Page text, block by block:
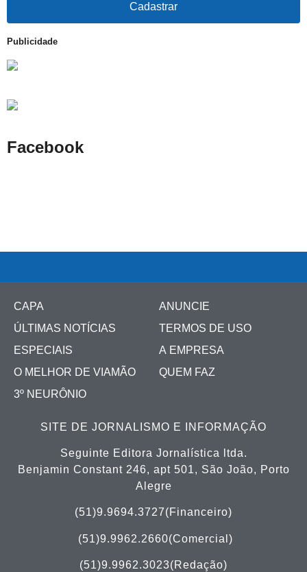
Cadastrar
Publicidade
Facebook
CAPA
ÚLTIMAS NOTÍCIAS
ESPECIAIS
O MELHOR DE VIAMÃO
3º NEURÔNIO
ANUNCIE
TERMOS DE USO
A EMPRESA
QUEM FAZ
SITE DE JORNALISMO E INFORMAÇÃO
Seguinte Editora Jornalística ltda.
Benjamin Constant 246, apt 501, São João, Porto
Alegre
(51)9.9694.3727(Financeiro)
(51)9.9962.2660(Comercial)
(51)9.9962.3023(Redação)